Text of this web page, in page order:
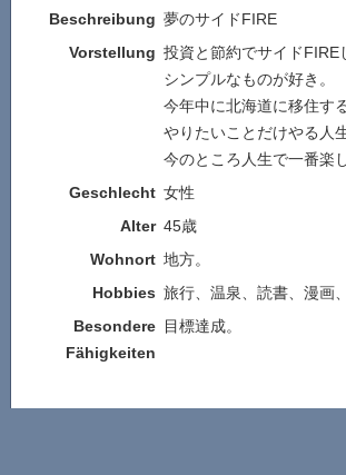
Beschreibung 夢のサイドFIRE
Vorstellung 投資と節約でサイドFIRE
シンプルなものが好き。
今年中に北海道に移住す
やりたいことだけやる人生
今のところ人生で一番楽
Geschlecht 女性
Alter 45歳
Wohnort 地方。
Hobbies 旅行、温泉、読書、漫画
Besondere
Fähigkeiten
目標達成。